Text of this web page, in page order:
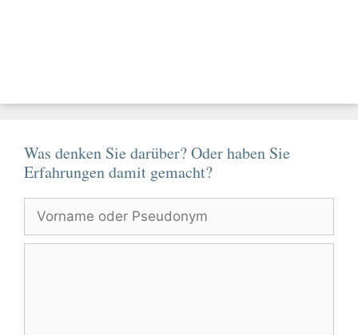
Was denken Sie darüber? Oder haben Sie
Erfahrungen damit gemacht?
Vorname
Pseudonym